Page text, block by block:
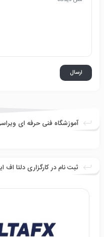
آموزشگاه فنی حرفه ای
ثبت نام در کارگزاری دلتا